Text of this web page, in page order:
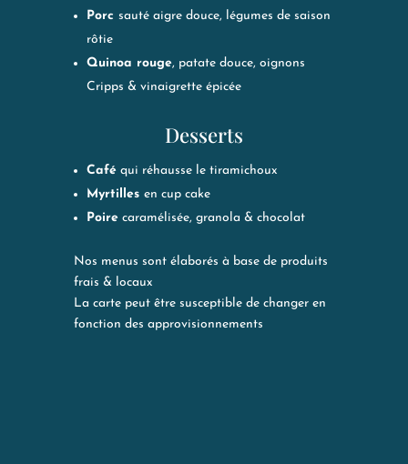
Porc sauté aigre douce, légumes de saison
rôtie
Quinoa rouge, patate douce, oignons
Cripps & vinaigrette épicée
Desserts
Caféqui réhausse le tiramichoux
Myrtilles en cup cake
Poirecaramélisée, granola & chocolat
Nos menus sont élaborés à base de produits
frais & locaux
La carte peut être susceptible de changer en
fonction des approvisionnements